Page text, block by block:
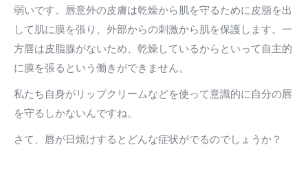
弱いです。唇意外の皮膚は乾燥から肌を守るために皮脂を出
して肌に膜を張り、外部からの刺激から肌を保護します。一
方唇は皮脂腺がないため、乾燥しているからといって自主的
に膜を張るという働きができません。
私たち自身がリップクリームなどを使って意識的に自分の唇
を守るしかないんですね。
さて、唇が日焼けするとどんな症状がでるのでしょうか？